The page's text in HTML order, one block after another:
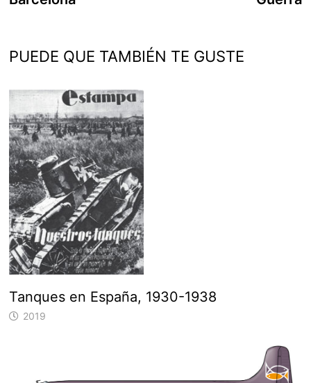
entradas
PUEDE QUE TAMBIÉN TE GUSTE
Tanques en España, 1930-1938
2019